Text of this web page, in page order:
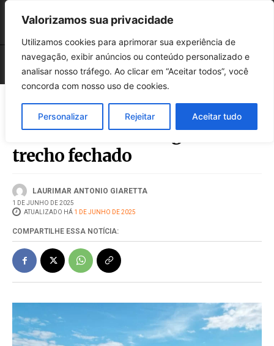
Valorizamos sua privacidade
Utilizamos cookies para aprimorar sua experiência de
navegação, exibir anúncios ou conteúdo personalizado e
analisar nosso tráfego. Ao clicar em “Aceitar todos”, você
concorda com nosso uso de cookies.
Personalizar Rejeitar Aceitar tudo
Avenida Getúlio Vargas tem
trecho fechado
LAURIMAR ANTONIO GIARETTA
1 DE JUNHO DE 2025
ATUALIZADO HÁ 1 DE JUNHO DE 2025
COMPARTILHE ESSA NOTÍCIA: